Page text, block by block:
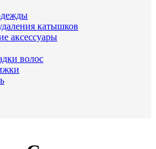
катышков
аксессуары
волос